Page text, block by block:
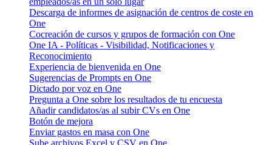
Descarga de informes de asignación de centros de coste en
One
Cocreación de cursos y grupos de formación con One
One IA - Políticas - Visibilidad, Notificaciones y
Reconocimiento
Experiencia de bienvenida en One
Sugerencias de Prompts en One
Dictado por voz en One
Pregunta a One sobre los resultados de tu encuesta
Añadir candidatos/as al subir CVs en One
Botón de mejora
Enviar gastos en masa con One
Sube archivos Excel y CSV en One